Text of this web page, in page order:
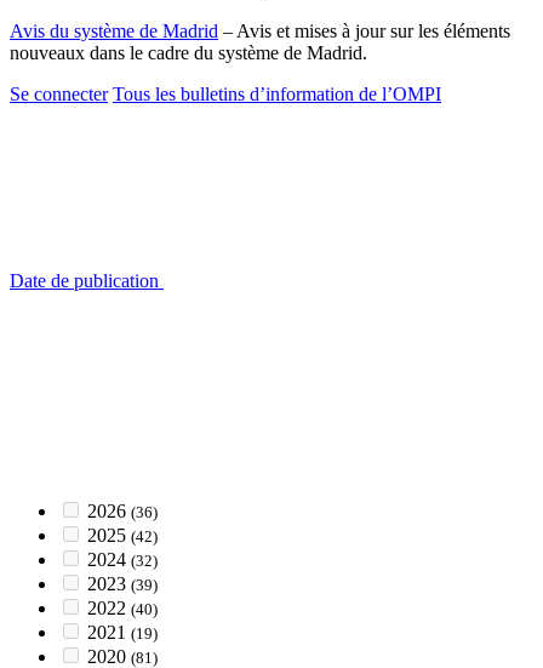
Avis du système de Madrid – Avis et mises à jour sur les éléments
nouveaux dans le cadre du système de Madrid.
Se connecter Tous les bulletins d’information de l’OMPI
Date de publication
2026 (36)
2025 (42)
2024 (32)
2023 (39)
2022 (40)
2021 (19)
2020 (81)